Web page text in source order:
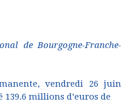
de Bourgogne-Franche-
vendredi 26 juin
139.6 millions d’euros de